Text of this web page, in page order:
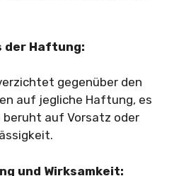
der Haftung:
gegenüber den
auf jegliche Haftung, es
beruht auf Vorsatz oder
und Wirksamkeit: